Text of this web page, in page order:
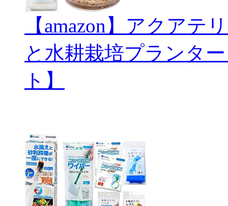
【amazon】アクアテ
と水耕栽培プランタ
ト】